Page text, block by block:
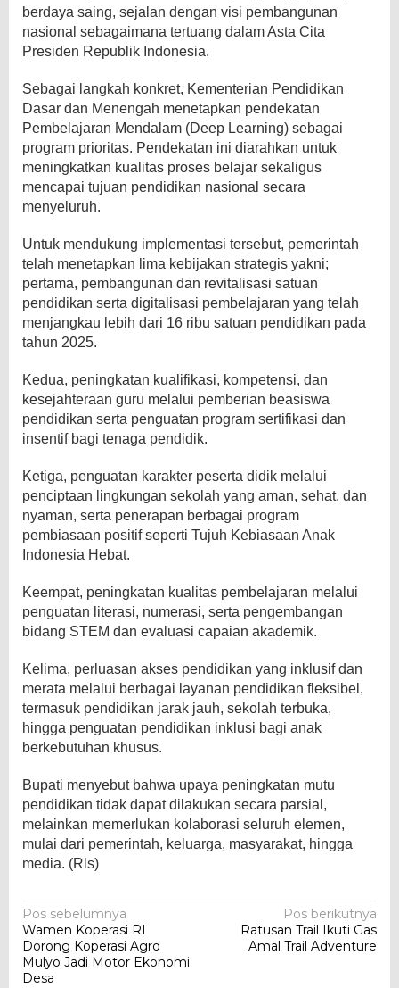
berdaya saing, sejalan dengan visi pembangunan
nasional sebagaimana tertuang dalam Asta Cita
Presiden Republik Indonesia.
Sebagai langkah konkret, Kementerian Pendidikan
Dasar dan Menengah menetapkan pendekatan
Pembelajaran Mendalam (Deep Learning) sebagai
program prioritas. Pendekatan ini diarahkan untuk
meningkatkan kualitas proses belajar sekaligus
mencapai tujuan pendidikan nasional secara
menyeluruh.
Untuk mendukung implementasi tersebut, pemerintah
telah menetapkan lima kebijakan strategis yakni;
pertama, pembangunan dan revitalisasi satuan
pendidikan serta digitalisasi pembelajaran yang telah
menjangkau lebih dari 16 ribu satuan pendidikan pada
tahun 2025.
Kedua, peningkatan kualifikasi, kompetensi, dan
kesejahteraan guru melalui pemberian beasiswa
pendidikan serta penguatan program sertifikasi dan
insentif bagi tenaga pendidik.
Ketiga, penguatan karakter peserta didik melalui
penciptaan lingkungan sekolah yang aman, sehat, dan
nyaman, serta penerapan berbagai program
pembiasaan positif seperti Tujuh Kebiasaan Anak
Indonesia Hebat.
Keempat, peningkatan kualitas pembelajaran melalui
penguatan literasi, numerasi, serta pengembangan
bidang STEM dan evaluasi capaian akademik.
Kelima, perluasan akses pendidikan yang inklusif dan
merata melalui berbagai layanan pendidikan fleksibel,
termasuk pendidikan jarak jauh, sekolah terbuka,
hingga penguatan pendidikan inklusi bagi anak
berkebutuhan khusus.
Bupati menyebut bahwa upaya peningkatan mutu
pendidikan tidak dapat dilakukan secara parsial,
melainkan memerlukan kolaborasi seluruh elemen,
mulai dari pemerintah, keluarga, masyarakat, hingga
media. (Rls)
Navigasi
pos
Pos sebelumnya
Wamen Koperasi RI
Dorong Koperasi Agro
Mulyo Jadi Motor Ekonomi
Desa
Pos berikutnya
Ratusan Trail Ikuti Gas
Amal Trail Adventure